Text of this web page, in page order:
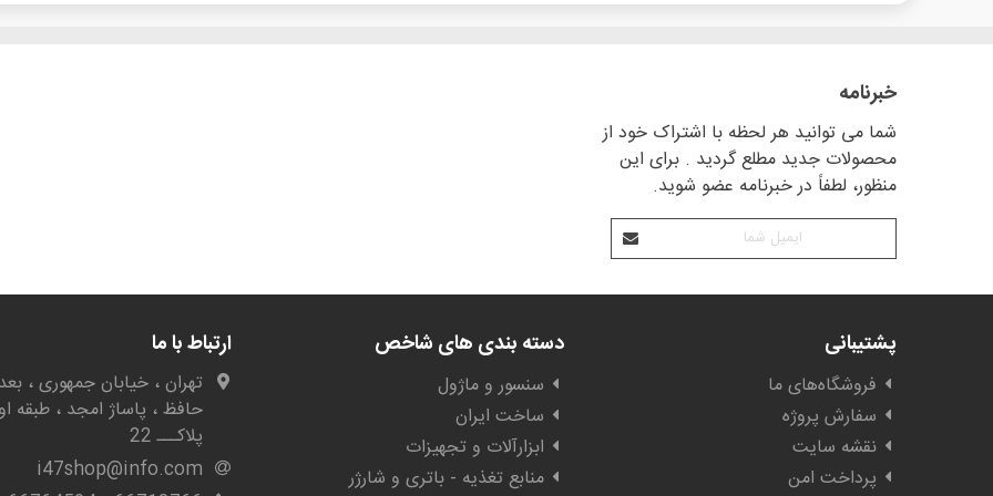
خبرنامه
شما می توانید هر لحظه با اشتراک خود از
محصولات جدید مطلع گردید . برای این
منظور، لطفاً در خبرنامه عضو شوید.
پشتیبانی
فروشگاه‌های ما
سفارش پروژه
نقشه سایت
پرداخت امن
دسته بندی های شاخص
سنسور و ماژول
ساخت ایران
ابزارآلات و تجهیزات
منابع تغذیه - باتری و شارژر
ارتباط با ما
تهران ، خیابان جمهوری ،
حافظ ، پاساژ امجد ، طبقه
پلاکـــ 22
i47shop@info.com